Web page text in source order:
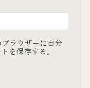
ラウザーに自分
を保存する。